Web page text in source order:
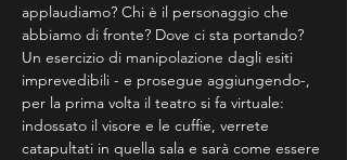
applaudiamo? Chi è il personaggio che
abbiamo di fronte? Dove ci sta portando?
Un esercizio di manipolazione dagli esiti
imprevedibili - e prosegue aggiungendo-,
per la prima volta il teatro si fa virtuale:
indossato il visore e le cuffie, verrete
catapultati in quella sala e sarà come essere